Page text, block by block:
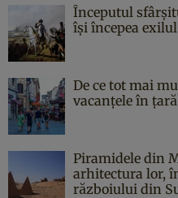
Începutul
îşi începea exilul
De ce tot mai
vacanțele în
Piramidele din
arhitectura lor,
războiului din